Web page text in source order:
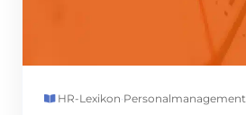
HR-Lexikon·Personalmanagement